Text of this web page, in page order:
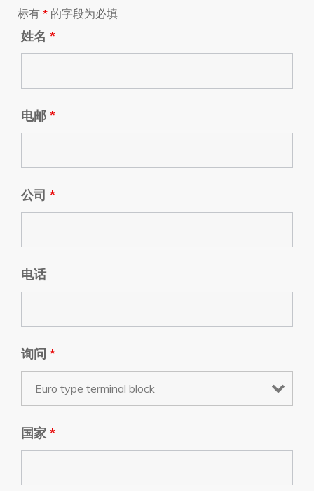
标有 * 的字段为必填
姓名 *
电邮 *
公司 *
电话
询问 *
国家 *